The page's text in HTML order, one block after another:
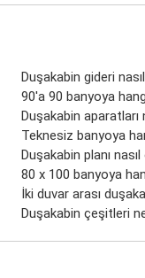
Duşakabin gideri
90'a 90 banyoya
Duşakabin aparatları
Teknesiz banyoya
Duşakabin planı
80 x 100 banyoya
İki duvar arası
Duşakabin çeşitleri